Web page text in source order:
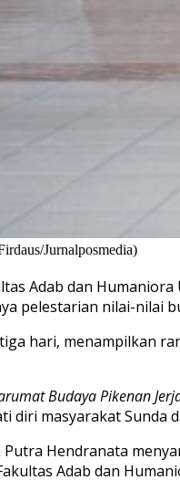
Jurnalposmedia)
Adab dan
pelestarian nilai-nilai
hari, menampilkan
Budaya Pikenan
diri masyarakat Sunda
Putra Hendranata
Adab dan